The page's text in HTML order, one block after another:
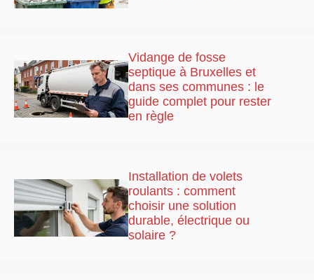
Vidange de fosse
septique à Bruxelles et
dans ses communes : le
guide complet pour rester
en règle
Installation de volets
roulants : comment
choisir une solution
durable, électrique ou
solaire ?